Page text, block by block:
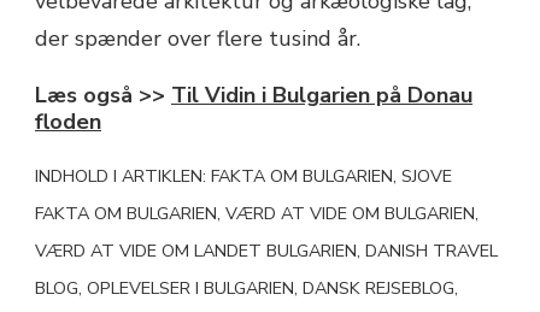
der spænder over flere tusind år.
Læs også >> Til Vidin i Bulgarien på Donau
floden
INDHOLD I ARTIKLEN: FAKTA OM BULGARIEN, SJOVE
FAKTA OM BULGARIEN, VÆRD AT VIDE OM BULGARIEN,
VÆRD AT VIDE OM LANDET BULGARIEN, DANISH TRAVEL
BLOG, OPLEVELSER I BULGARIEN, DANSK REJSEBLOG,